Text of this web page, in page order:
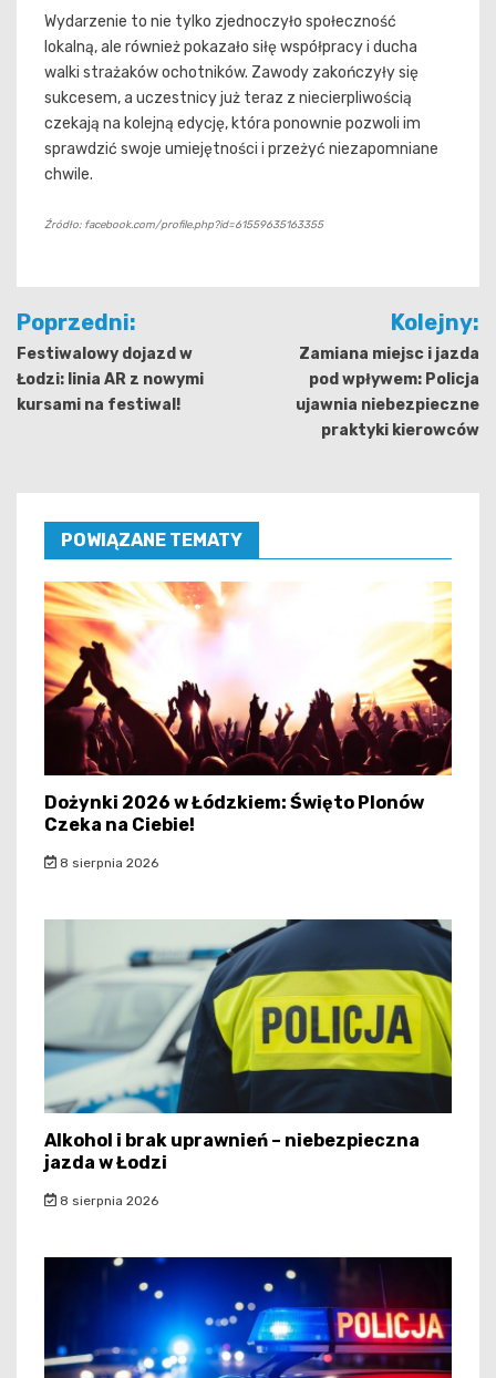
Wydarzenie to nie tylko zjednoczyło społeczność
lokalną, ale również pokazało siłę współpracy i ducha
walki strażaków ochotników. Zawody zakończyły się
sukcesem, a uczestnicy już teraz z niecierpliwością
czekają na kolejną edycję, która ponownie pozwoli im
sprawdzić swoje umiejętności i przeżyć niezapomniane
chwile.
Źródło: facebook.com/profile.php?id=61559635163355
Nawigacja
wpisu
Poprzedni:
Festiwalowy dojazd w
Łodzi: linia AR z nowymi
kursami na festiwal!
Kolejny:
Zamiana miejsc i jazda
pod wpływem: Policja
ujawnia niebezpieczne
praktyki kierowców
POWIĄZANE TEMATY
Dożynki 2026 w Łódzkiem: Święto Plonów
Czeka na Ciebie!
8 sierpnia 2026
Alkohol i brak uprawnień – niebezpieczna
jazda w Łodzi
8 sierpnia 2026